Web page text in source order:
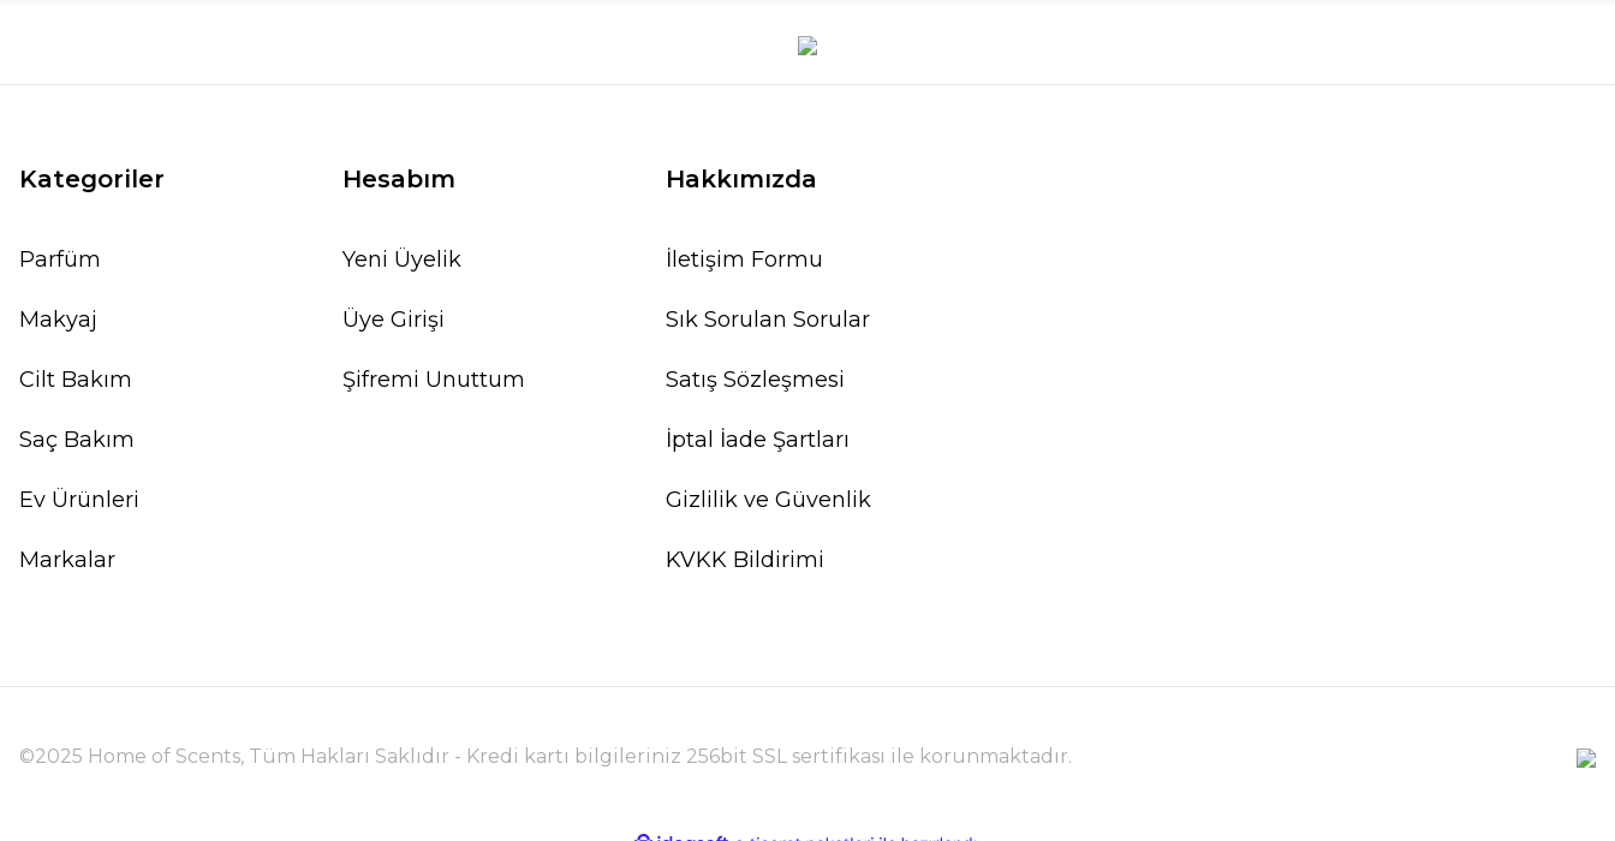
Kategoriler
Parfüm
Makyaj
Cilt Bakım
Saç Bakım
Ev Ürünleri
Markalar
Hesabım
Yeni Üyelik
Üye Girişi
Şifremi Unuttum
Hakkımızda
İletişim Formu
Sık Sorulan Sorular
Satış Sözleşmesi
İptal İade Şartları
Gizlilik ve Güvenlik
KVKK Bildirimi
©2025 Home of Scents, Tüm Hakları Saklıdır - Kredi kartı bilgileriniz 256bit SSL sertifikası ile korunmaktadır.